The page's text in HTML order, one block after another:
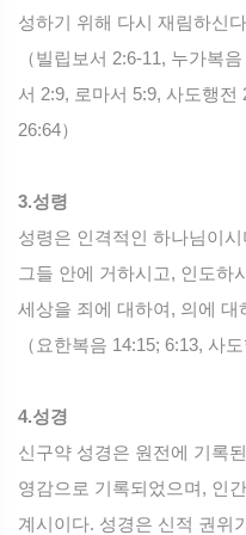
성하기 위해 다시 재림하신
（빌립보서 2:6-11, 누가복
서 2:9, 로마서 5:9, 사도행전
26:64）
3.성령
성령은 인격적인 하나님이
그들 안에 거하시고, 인도하
세상을 죄에 대하여, 의에
（요한복음 14:15; 6:13, 사
4.성경
신구약 성경은 원전에 기록
영감으로 기록되었으며, 인
계시이다. 성경은 신적 권위